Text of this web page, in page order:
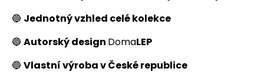
🔵 Jednotný vzhled celé kolekce
🔵 Autorský design DomaLEP
🔵 Vlastní výroba v České republice